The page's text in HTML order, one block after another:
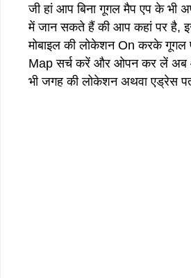
जी हां आप बिना गूगल मैप एप के भी
में जान सकते हैं की आप कहां पर है,
मोबाइल की लोकेशन On करके
Map सर्च करें और ओपन कर लें अब
भी जगह की लोकेशन अथवा एड्रेस